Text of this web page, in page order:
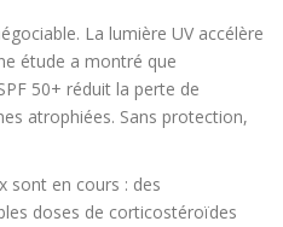
La lumière UV accélère
étude a montré que
50+ réduit la perte de
atrophiées. Sans protection,
sont en cours : des
doses de corticostéroïdes